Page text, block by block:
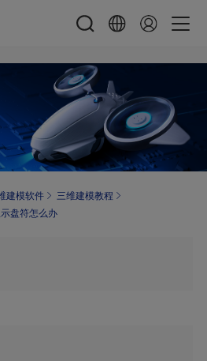
建模软件
三维建模教程
盘符怎么办